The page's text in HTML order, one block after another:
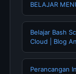
BELAJAR
Belajar Bash
Cloud | Blog
Perancangan